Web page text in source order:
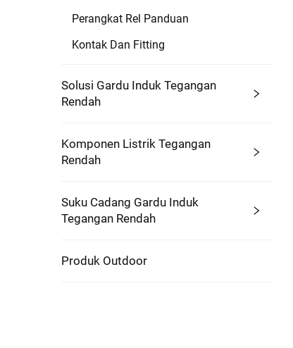
Perangkat Rel Panduan
Kontak Dan Fitting
Solusi Gardu Induk Tegangan
Rendah
Komponen Listrik Tegangan
Rendah
Suku Cadang Gardu Induk
Tegangan Rendah
Produk Outdoor